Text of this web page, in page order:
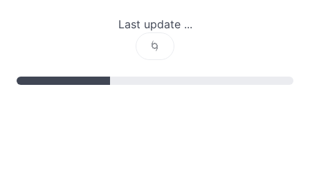
Last update ...
🌀